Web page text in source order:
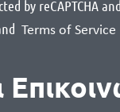
by reCAPTCHA
Terms of Service